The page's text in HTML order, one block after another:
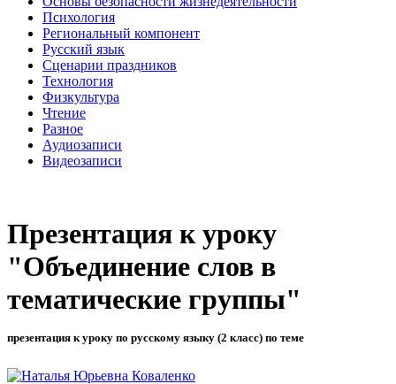
Психология
Региональный компонент
Русский язык
Сценарии праздников
Технология
Физкультура
Чтение
Разное
Аудиозаписи
Видеозаписи
Презентация к уроку
"Объединение слов в
тематические группы"
презентация к уроку по русскому языку (2 класс) по теме